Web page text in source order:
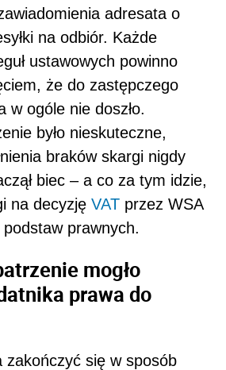
adresata o
na odbiór. Każde
ustawowych powinno
że do zastępczego
w ogóle nie doszło.
było nieskuteczne,
braków skargi nigdy
biec – a co za tym idzie,
na decyzję VAT przez WSA
podstaw prawnych.
mogło
prawa do
zakończyć się w sposób